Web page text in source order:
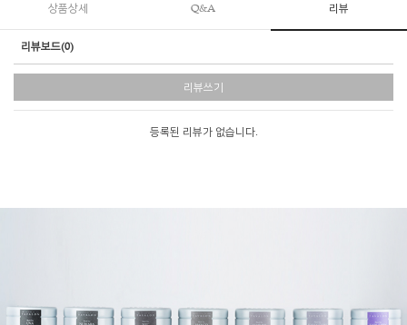
상품상세 Q&A 리뷰
리뷰보드(0)
리뷰쓰기
등록된 리뷰가 없습니다.